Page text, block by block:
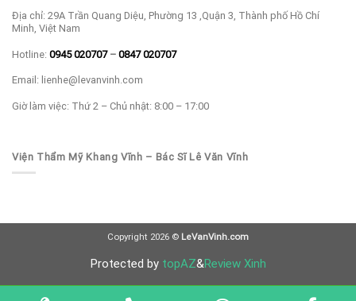
Địa chỉ: 29A Trần Quang Diệu, Phường 13 ,Quận 3, Thành phố Hồ Chí
Minh, Việt Nam
Hotline: 0945 020707– 0847 020707
Email: lienhe@levanvinh.com
Giờ làm việc: Thứ 2 – Chủ nhật: 8:00 – 17:00
Viện Thẩm Mỹ Khang Vĩnh – Bác Sĩ Lê Văn Vĩnh
Copyright 2026 © LeVanVinh.com
Protected by topAZ&Review Xinh